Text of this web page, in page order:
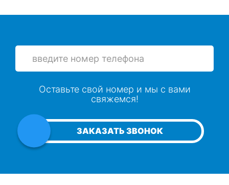
ЗАКАЗАТЬ ЗВОНОК
Оставьте свой номер и мы с вами
свяжемся!